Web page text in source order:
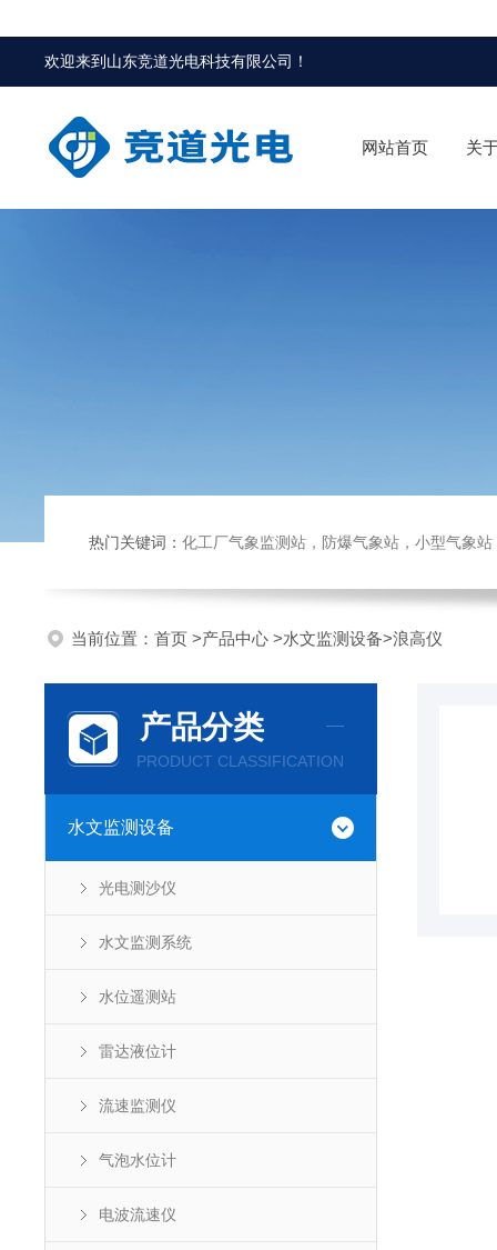
欢迎来到 山东竞道光电科技有限公司 ！
网站首页 关
热门关键词： 化工厂气象监测站，防爆气象站，小型气象站，化
当前位置： 首页 >产品中心 >水文监测设备>浪高仪
产品分类
PRODUCT CLASSIFICATION
水文监测设备
光电测沙仪
水文监测系统
水位遥测站
雷达液位计
流速监测仪
气泡水位计
电波流速仪